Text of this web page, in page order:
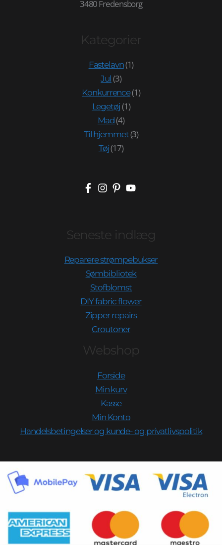
3480 Fredensborg
Kategorier
Fastelavn(1)
Jul (3)
Konkurrence(1)
Legetøj (1)
Mad(4)
Til hjemmet(3)
Tøj(17)
Seneste indlæg
Reparere strømpebukser
Sømbibliotek
Stofblomst
DIY fabric flower
Zipper repairs
Croutoner
Webshop
Forside
Min kurv
Kasse
Min Konto
Handelsbetingelser og kunde- og privatlivspolitik